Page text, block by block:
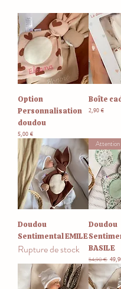
Option
Personnalisation
doudou
Prix
5,00 €
Boîte
Prix
2,90 €
Doudou
Sentimental EMILE
Rupture de stock
Doudou
BASILE
Prix original
54,90 € Prix